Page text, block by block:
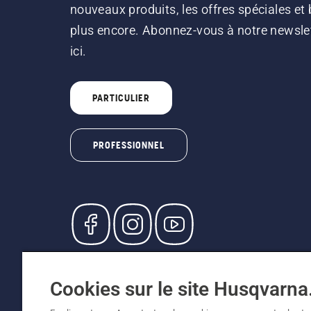
nouveaux produits, les offres spéciales et
plus encore. Abonnez-vous à notre
ici.
PARTICULIER
PROFESSIONNEL
© Husqvarna AB (publ). Tous droits
participants, prix en CHF, TVA 8,1 % et TAR
recommandés (TVA incluse), sauf si le produit
Cookies sur le site